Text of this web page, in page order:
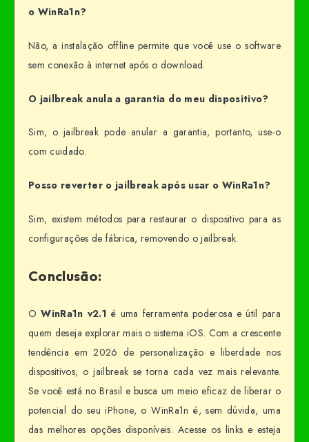
o WinRa1n?
Não, a instalação offline permite que você use o software
sem conexão à internet após o download.
O jailbreak anula a garantia do meu dispositivo?
Sim, o jailbreak pode anular a garantia, portanto, use-o
com cuidado.
Posso reverter o jailbreak após usar o WinRa1n?
Sim, existem métodos para restaurar o dispositivo para as
configurações de fábrica, removendo o jailbreak.
Conclusão:
OWinRa1n v2.1 é uma ferramenta poderosa e útil para
quem deseja explorar mais o sistema iOS. Com a crescente
tendência em 2026 de personalização e liberdade nos
dispositivos, o jailbreak se torna cada vez mais relevante.
Se você está no Brasil e busca um meio eficaz de liberar o
potencial do seu iPhone, o WinRa1n é, sem dúvida, uma
das melhores opções disponíveis. Acesse os links e esteja